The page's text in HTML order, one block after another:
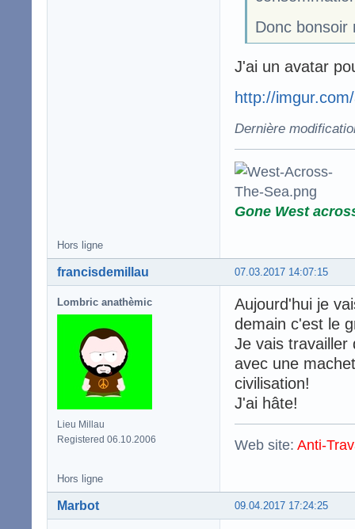
Donc bonsoir
J'ai un avatar
http://
Dernière
Gone West
Hors ligne
07.03.2017 14:07:15
francisdemillau
Lombric anathèmic
Lieu Millau
Registered 06.10.2006
Aujourd'hui je
demain c'est le
Je vais travailler
avec une
civilisation!
J'ai hâte!
Web site: Anti-
Hors ligne
09.04.2017 17:24:25
Marbot